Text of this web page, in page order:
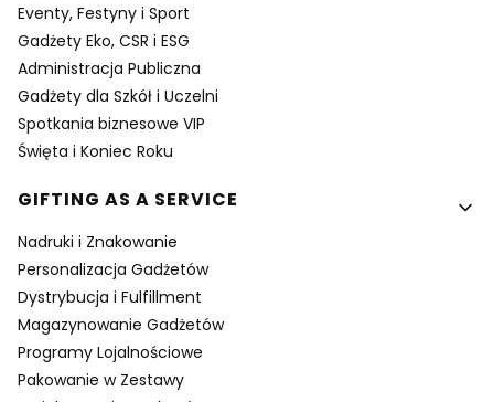
Eventy, Festyny i Sport
Gadżety Eko, CSR i ESG
Administracja Publiczna
Gadżety dla Szkół i Uczelni
Spotkania biznesowe VIP
Święta i Koniec Roku
GIFTING AS A SERVICE
Nadruki i Znakowanie
Personalizacja Gadżetów
Dystrybucja i Fulfillment
Magazynowanie Gadżetów
Programy Lojalnościowe
Pakowanie w Zestawy